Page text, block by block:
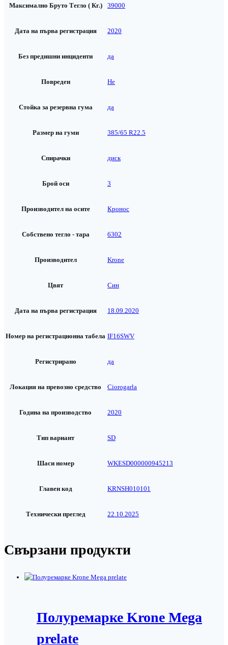
Максимално Бруто Тегло ( Кг.) 39000
Дата на първа регистрация 2020
Без предишни инциденти да
Повреден Не
Стойка за резервна гума да
Размер на гуми 385/65 R22.5
Спирачки диск
Брой оси 3
Производител на осите Кронос
Собствено тегло - тара 6302
Производител Krone
Цвят Син
Дата на първа регистрация 18.09.2020
Номер на регистрационна табела IF16SWV
Регистрирано да
Локация на превозно средство Ciorogarla
Година на производство 2020
Тип вариант SD
Шаси номер WKESD000000945213
Главен код KRNSH010101
Технически преглед 22.10.2025
Свързани продукти
Полуремарке Krone Mega
prelate